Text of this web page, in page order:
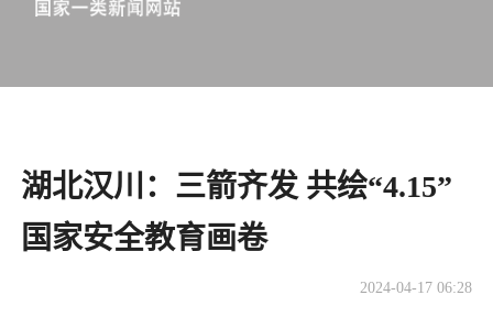
湖北汉川：三箭齐发 共绘“4.15”
国家安全教育画卷
2024-04-17 06:28